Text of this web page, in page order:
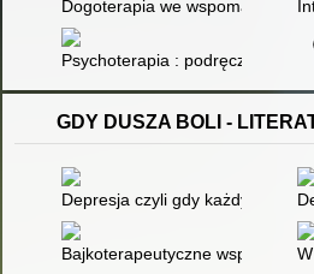
Dogoterapia we wspomaganiu
Psychoterapia : podręcznik
GDY DUSZA BOLI -
Depresja czyli gdy każdy oddech
Bajkoterapeutyczne wsparcie